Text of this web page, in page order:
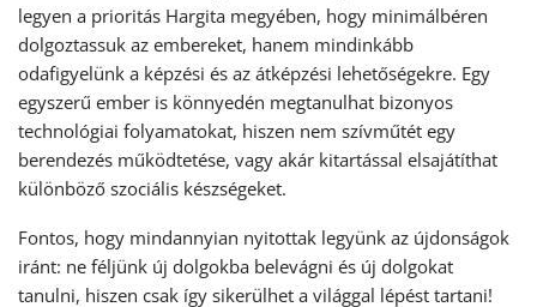
legyen a prioritás Hargita megyében, hogy minimálbéren
dolgoztassuk az embereket, hanem mindinkább
odafigyelünk a képzési és az átképzési lehetőségekre. Egy
egyszerű ember is könnyedén megtanulhat bizonyos
technológiai folyamatokat, hiszen nem szívműtét egy
berendezés működtetése, vagy akár kitartással elsajátíthat
különböző szociális készségeket.
Fontos, hogy mindannyian nyitottak legyünk az újdonságok
iránt: ne féljünk új dolgokba belevágni és új dolgokat
tanulni, hiszen csak így sikerülhet a világgal lépést tartani!